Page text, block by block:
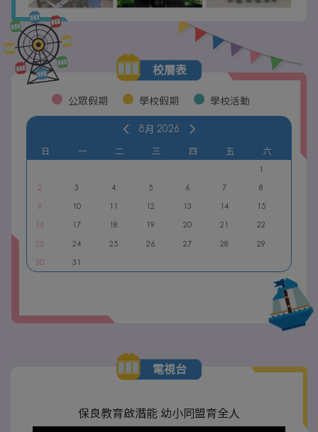
校曆表
公眾假期 學校假期
學校活動
8月 2026
日 一 二 三 四 五 六
1
2
3 4 5 6 7
8
9
10 11 12 13 14
15
16
17 18 19 20 21
22
23
24 25 26 27 28
29
30
31
電視台
保良教育啟潛能 幼小同盟育全人